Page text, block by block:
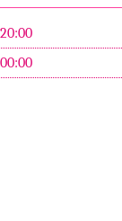
20:00
00:00